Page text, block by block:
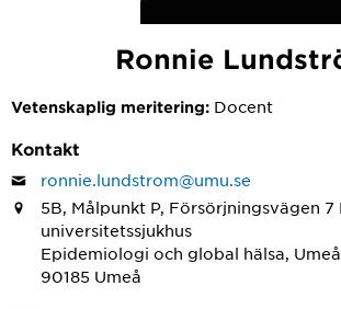
Ronnie
Vetenskaplig meritering: Docent
Kontakt
ronnie.lundstrom@umu.se
5B, Målpunkt P, Försörjningsvägen 7
universitetssjukhus
Epidemiologi och global hälsa,
90185 Umeå